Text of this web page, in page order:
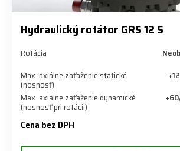
Hydraulický rotátor GRS 12 S
Rotácia
Max. axiálne zaťaženie statické
(nosnosť)
Max. axiálne zaťaženie dynamické
(nosnosť pri rotácii)
Cena bez DPH